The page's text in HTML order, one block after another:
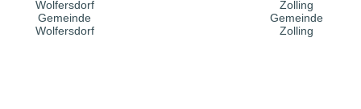
Gemeinde
Wolfersdorf
Gemeinde
Zolling